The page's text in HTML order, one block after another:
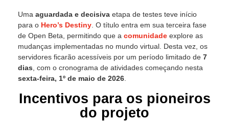
Uma aguardada e decisiva etapa de testes teve início
para o Hero’s Destiny . O título entra em sua terceira fase
de Open Beta, permitindo que a comunidade explore as
mudanças implementadas no mundo virtual. Desta vez, os
servidores ficarão acessíveis por um período limitado de 7
dias , com o cronograma de atividades começando nesta
sexta-feira, 1º de maio de 2026
Incentivos para os pioneiros
do projeto